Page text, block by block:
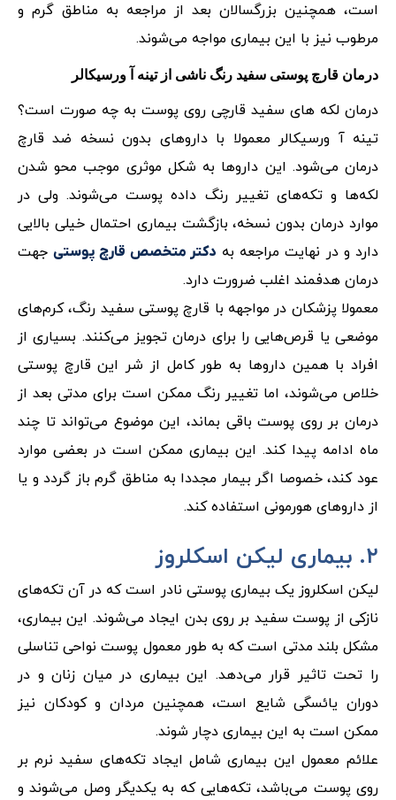
است، همچنین بزرگسالان بعد از مراجعه به مناطق گرم و
مرطوب نیز با این بیماری مواجه می‌شوند.
درمان قارچ پوستی سفید رنگ ناشی از تینه آ ورسیکالر
درمان لکه های سفید قارچی روی پوست به چه صورت است؟
تینه آ ورسیکالر معمولا با داروهای بدون نسخه ضد قارچ
درمان می‌شود. این داروها به شکل موثری موجب محو شدن
لکه‌ها و تکه‌های تغییر رنگ داده پوست می‌شوند. ولی در
موارد درمان بدون نسخه، بازگشت بیماری احتمال خیلی بالایی
دارد و در نهایت مراجعه به دکتر متخصص قارچ پوستیجهت
درمان هدفمند اغلب ضرورت دارد.
معمولا پزشکان در مواجهه با قارچ پوستی سفید رنگ، کرم‌های
موضعی یا قرص‌هایی را برای درمان تجویز می‌کنند. بسیاری از
افراد با همین داروها به طور کامل از شر این قارچ پوستی
خلاص می‌شوند، اما تغییر رنگ ممکن است برای مدتی بعد از
درمان بر روی پوست باقی بماند، این موضوع می‌تواند تا چند
ماه ادامه پیدا کند. این بیماری ممکن است در بعضی موارد
عود کند، خصوصا اگر بیمار مجددا به مناطق گرم باز گردد و یا
از داروهای هورمونی استفاده کند.
۲. بیماری لیکن اسکلروز
لیکن اسکلروز یک بیماری پوستی نادر است که در آن تکه‌های
نازکی از پوست سفید بر روی بدن ایجاد می‌شوند. این بیماری،
مشکل بلند مدتی است که به طور معمول پوست نواحی تناسلی
را تحت تاثیر قرار می‌دهد. این بیماری در میان زنان و در
دوران یائسگی شایع است، همچنین مردان و کودکان نیز
ممکن است به این بیماری دچار شوند.
علائم معمول این بیماری شامل ایجاد تکه‌های سفید نرم بر
روی پوست می‌باشد، تکه‌هایی که به یکدیگر وصل می‌شوند و